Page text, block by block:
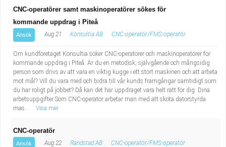
CNC-operatörer samt maskinoperatörer sökes för
kommande uppdrag i Piteå
Ansök Aug 21 Konsultia AB CNC-operatör/FMS-operatör
Om kundföretaget Konsultia söker CNC-operatörer och maskinoperatörer för
kommande uppdrag i Piteå. Är du en metodisk, självgående och mångsidig
person som drivs av att vara en viktig kugge i ett stort maskineri och att arbeta
mot mål? Vill du vara med och bidra till vår kunds framgångar samtidigt som
du har roligt på jobbet? Då kan det här uppdraget vara helt rätt för dig. Dina
arbetsuppgifter Som CNC-operatör arbetar man med att sköta datorstyrda
mas...
Visa mer
CNC-operatör
Ansök Aug 22 Randstad AB CNC-operatör/FMS-operatör